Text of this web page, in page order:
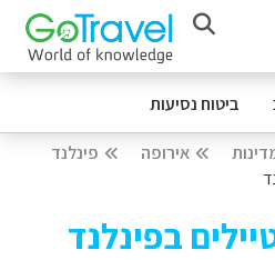
ביטוח נסיעות
אירופה
פינלנד
בפינלנד